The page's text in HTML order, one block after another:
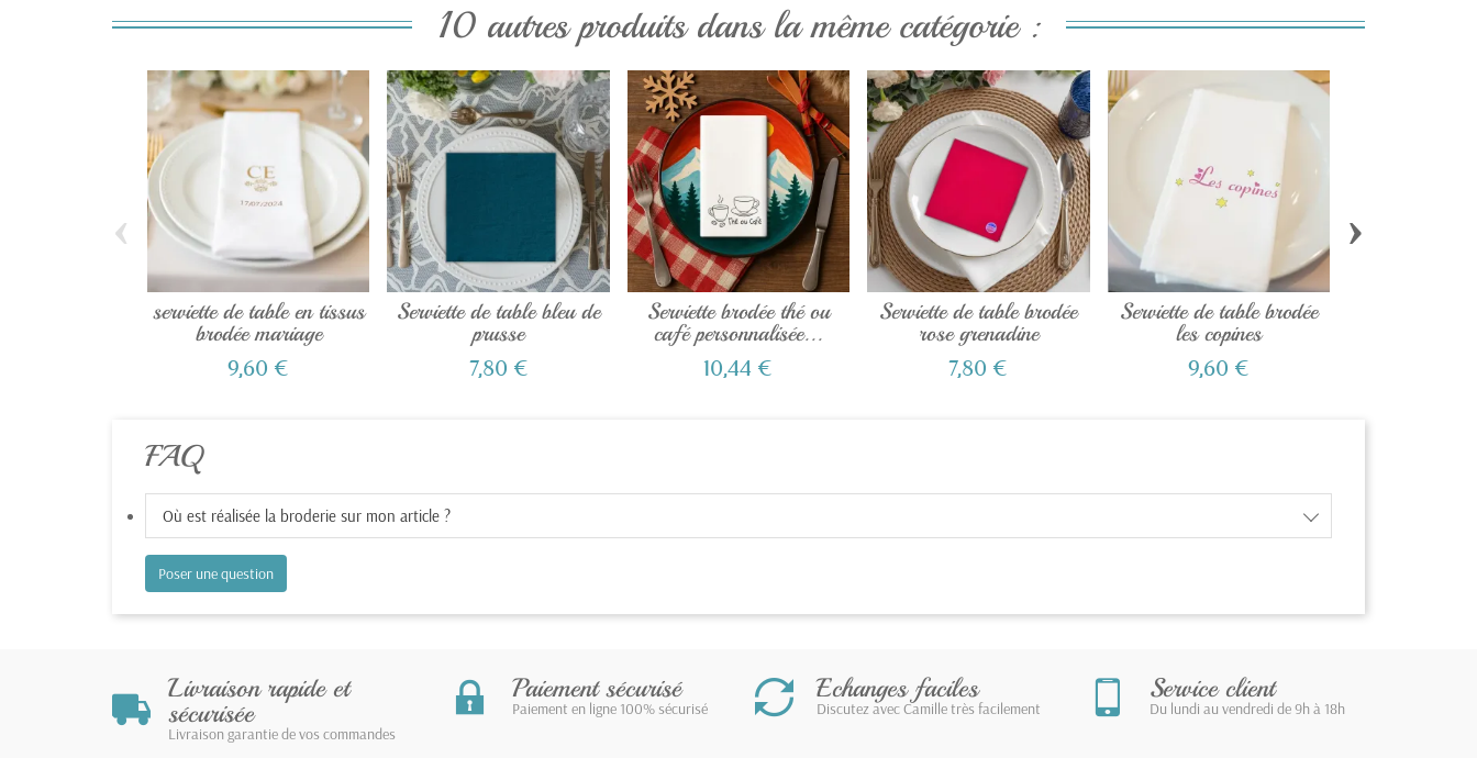
10 autres produits dans la même catégorie :
serviette de table en tissus
brodée mariage
9,60 €
Serviette de table bleu de
prusse
7,80 €
Serviette brodée thé ou
café personnalisée...
10,44 €
Serviette de table brodée
rose grenadine
7,80 €
Serviette de table brodée
les copines
9,60 €
‹ ›
FAQ
Où est réalisée la broderie sur mon article ?
Poser une question
Livraison rapide et
sécurisée
Livraison garantie de vos commandes
Paiement sécurisé
Paiement en ligne 100% sécurisé
Echanges faciles
Discutez avec Camille très facilement
Service client
Du lundi au vendredi de 9h à 18h